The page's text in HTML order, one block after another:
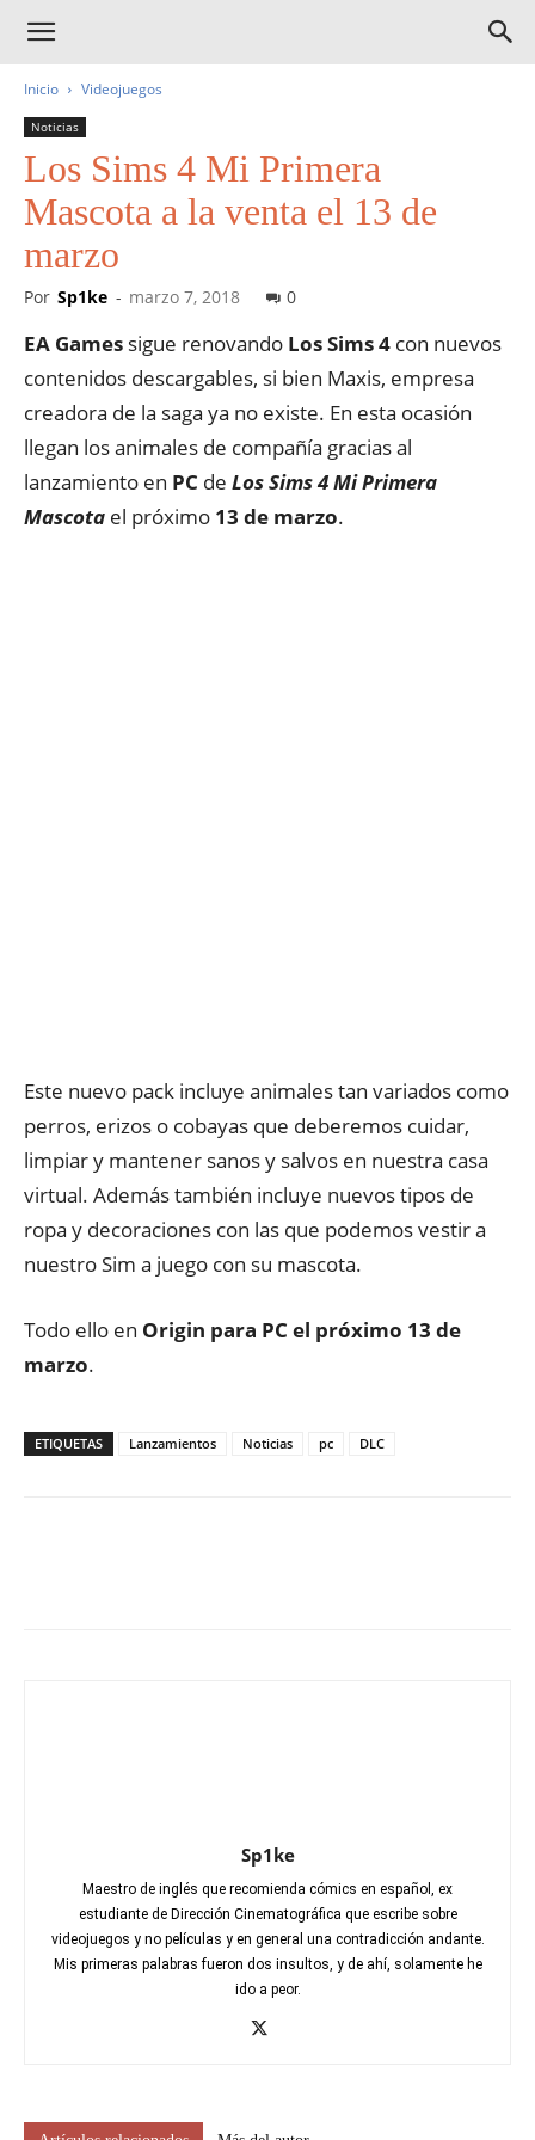
Inicio Videojuegos
Noticias
Los Sims 4 Mi Primera
Mascota a la venta el 13 de
marzo
Por Sp1ke - marzo 7, 2018 0
EA Games sigue renovando Los Sims 4 con nuevos
contenidos descargables, si bien Maxis, empresa
creadora de la saga ya no existe. En esta ocasión
llegan los animales de compañía gracias al
lanzamiento en PC de Los Sims 4 Mi Primera
Mascota el próximo 13 de marzo.
Este nuevo pack incluye animales tan variados como
perros, erizos o cobayas que deberemos cuidar,
limpiar y mantener sanos y salvos en nuestra casa
virtual. Además también incluye nuevos tipos de
ropa y decoraciones con las que podemos vestir a
nuestro Sim a juego con su mascota.
Todo ello en Origin para PC el próximo 13 de
marzo.
ETIQUETAS Lanzamientos Noticias pc DLC
Sp1ke
Maestro de inglés que recomienda cómics en español, ex
estudiante de Dirección Cinematográfica que escribe sobre
videojuegos y no películas y en general una contradicción andante.
Mis primeras palabras fueron dos insultos, y de ahí, solamente he
ido a peor.